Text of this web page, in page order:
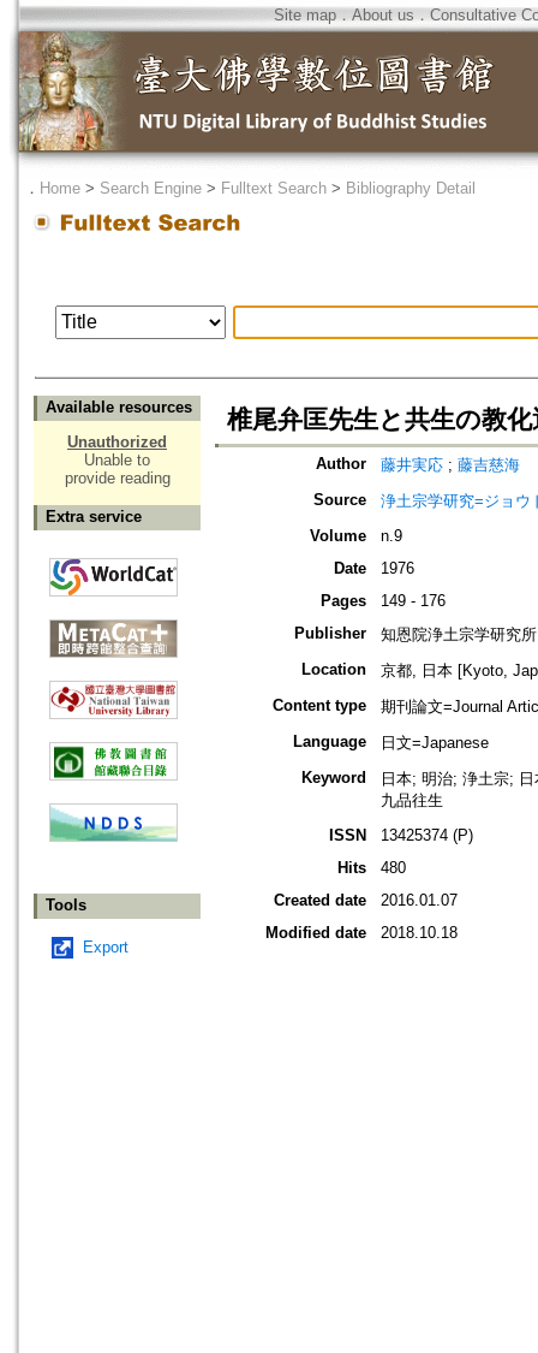
Site map．About us ． Consultative
． Home > Search Engine > Fulltext Search > Bibliography Detail
Available resources
Unauthorized
Unable to
provide reading
Extra service
Tools
Export
椎尾弁匡先生と共生の教
Author 藤井実応 ; 藤吉慈海
Source
浄土宗学研究=ジョウ
Volume
n.9
Date
1976
Pages
149 - 176
Publisher
知恩院浄土宗学研究所
Location
京都, 日本 [Kyoto,
Content type
期刊論文=Journal
Language
日文=Japanese
Keyword
日本; 明治; 浄土宗;
九品往生
ISSN
13425374 (P)
Hits
480
Created date
2016.01.07
Modified date
2018.10.18